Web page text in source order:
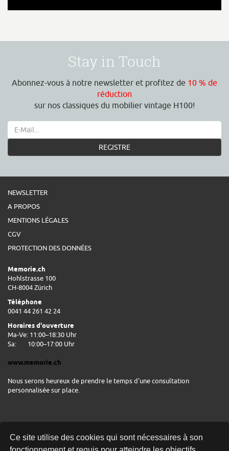
Ce site utilise des cookies qui sont nécessaires à son
Stay in Touch
Abonnez-vous à notre newsletter et profitez de 10 % de
réduction
sur nos classiques du mobilier vintage H100!
REGISTRE
NEWSLETTER
A PROPOS
MENTIONS LÉGALES
CGV
PROTECTION DES DONNÉES
Memorie.ch
Hohlstrasse 100
CH-8004 Zürich
Téléphone
0041 44 261 42 24
Horaires d'ouverture
Ma-Ve: 11:00–18:30 Uhr
Sa:
10:00–17:00 Uhr
www.memorie.ch
Nous serons heureux de prendre le temps d'une consultation
personnalisée sur place.